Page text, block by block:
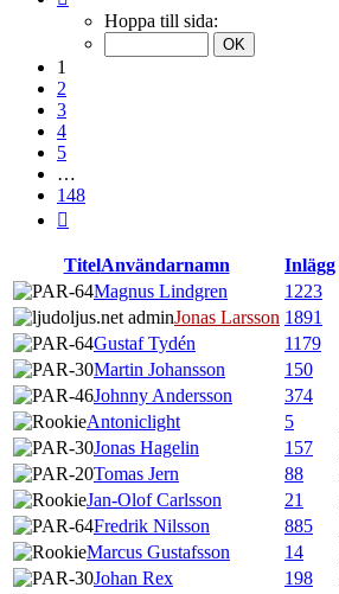
Hoppa till sida:
1
2
3
4
5
…
148
TitelAnvändarnamn Inlägg
Magnus Lindgren
1223
Jonas Larsson 1891
Gustaf Tydén
1179
Martin Johansson
150
Johnny Andersson
374
Antoniclight
5
Jonas Hagelin
157
Tomas Jern
88
Jan-Olof Carlsson
21
Fredrik Nilsson
885
Marcus Gustafsson
14
Johan Rex
198